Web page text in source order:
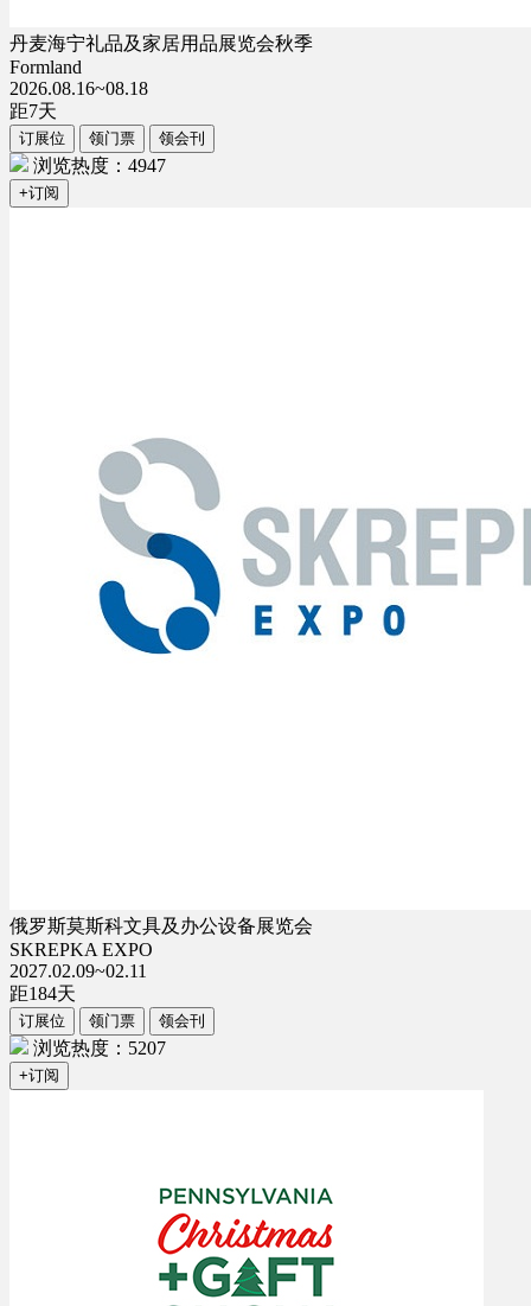
丹麦海宁礼品及家居用品展览会秋季
Formland
2026.08.16~08.18
距7天
订展位 领门票 领会刊
浏览热度：4947
+订阅
俄罗斯莫斯科文具及办公设备展览会
SKREPKA EXPO
2027.02.09~02.11
距184天
订展位 领门票 领会刊
浏览热度：5207
+订阅